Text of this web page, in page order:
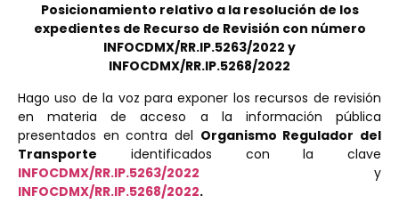
Posicionamiento relativo a la resolución de los
expedientes de Recurso de Revisión con número
INFOCDMX/RR.IP.5263/2022 y
INFOCDMX/RR.IP.5268/2022
Hago uso de la voz para exponer los recursos de revisión
en materia de acceso a la información pública
presentados en contra del Organismo Regulador del
Transporte identificados con la clave
INFOCDMX/RR.IP.5263/2022 y
INFOCDMX/RR.IP.5268/2022.